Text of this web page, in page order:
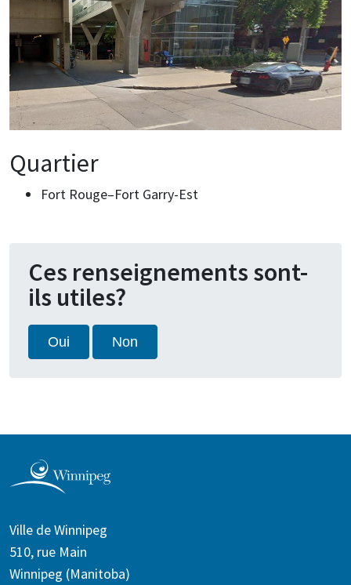
Quartier
Fort Rouge–Fort Garry-Est
Ces renseignements sont-
ils utiles?
Oui Non
Ville de Winnipeg
510, rue Main
Winnipeg (Manitoba)